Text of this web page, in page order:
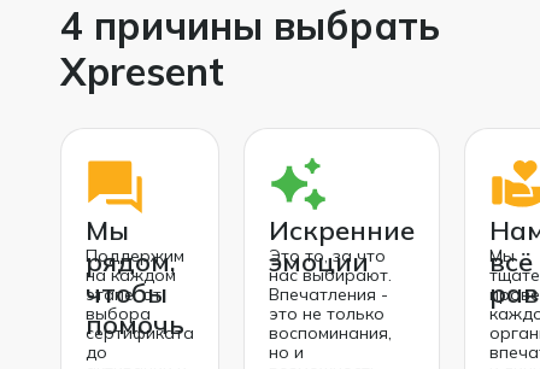
4 причины выбрать
Xpresent
Мы
рядом,
чтобы
помочь
Поддержим
на каждом
этапе: от
выбора
сертификата
до
Искренние
эмоции
Это то, за что
нас выбирают.
Впечатления -
это не только
воспоминания,
но и
всё
Мы